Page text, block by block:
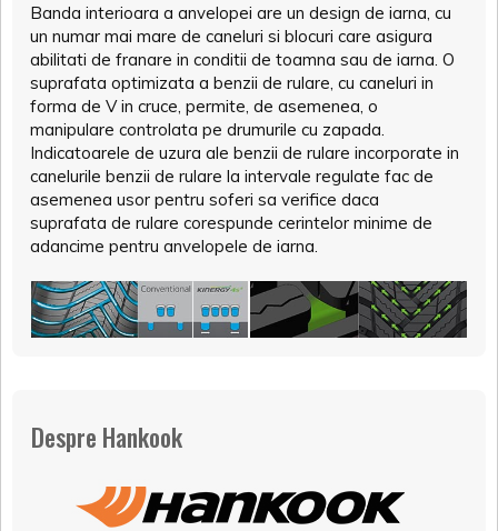
Banda interioara a anvelopei are un design de iarna, cu
un numar mai mare de caneluri si blocuri care asigura
abilitati de franare in conditii de toamna sau de iarna. O
suprafata optimizata a benzii de rulare, cu caneluri in
forma de V in cruce, permite, de asemenea, o
manipulare controlata pe drumurile cu zapada.
Indicatoarele de uzura ale benzii de rulare incorporate in
canelurile benzii de rulare la intervale regulate fac de
asemenea usor pentru soferi sa verifice daca
suprafata de rulare corespunde cerintelor minime de
adancime pentru anvelopele de iarna.
Despre Hankook